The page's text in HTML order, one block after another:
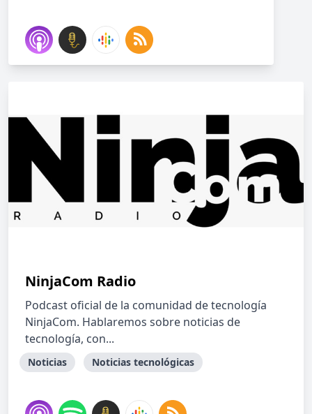
NinjaCom Radio
Podcast oficial de la comunidad de tecnología
NinjaCom. Hablaremos sobre noticias de
tecnología, con...
Noticias Noticias tecnológicas